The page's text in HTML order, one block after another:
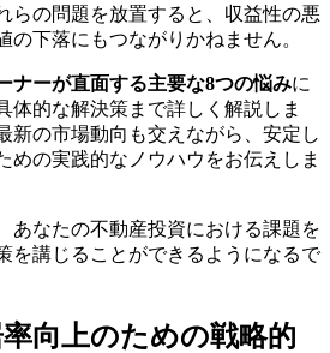
らの問題を放置すると、収益性の悪
の下落にもつながりかねません。
ナーが直面する主要な8つの悩みに
体的な解決策まで詳しく解説しま
新の市場動向も交えながら、安定し
めの実践的なノウハウをお伝えしま
あなたの不動産投資における課題を
を講じることができるようになるで
向上のための戦略的